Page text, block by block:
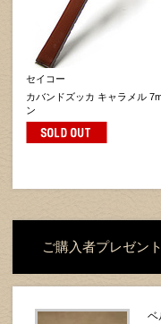
セイコー
カバンドズッカ キャラメル
ン
ご購入者プレゼント
ベ